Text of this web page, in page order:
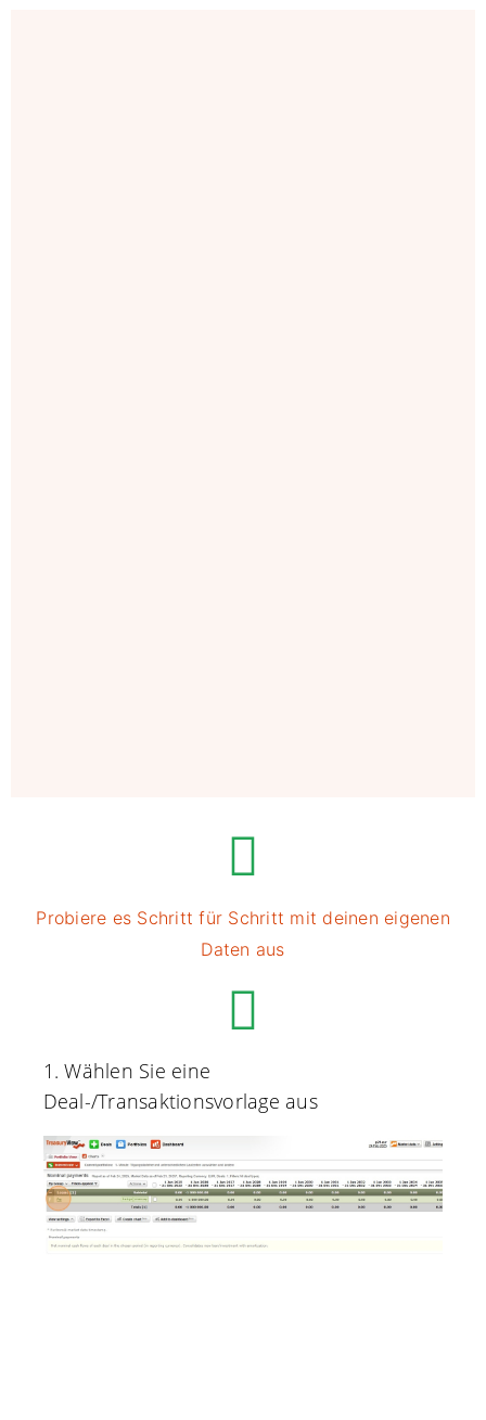
Probiere es Schritt für Schritt mit deinen eigenen
Daten aus
1. Wählen Sie eine
Deal-/Transaktionsvorlage aus